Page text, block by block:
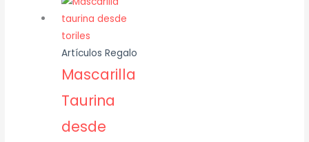
Artículos Regalo
Mascarilla
Taurina
desde